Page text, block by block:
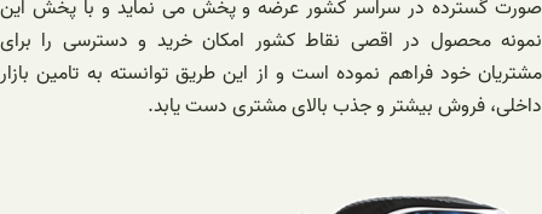
صورت گسترده در سراسر کشور عرضه و پخش می‌ نماید و با پخش این
نمونه محصول در اقصی نقاط کشور امکان خرید و دسترسی را برای
مشتریان خود فراهم نموده است و از این طریق توانسته به تامین بازار
داخلی، فروش بیشتر و جذب بالای مشتری دست یابد.